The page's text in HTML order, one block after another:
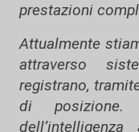
prestazioni
Attualmente
attraverso
registrano,
di posizione.